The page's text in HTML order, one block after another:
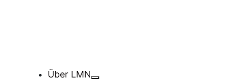
Über LMN